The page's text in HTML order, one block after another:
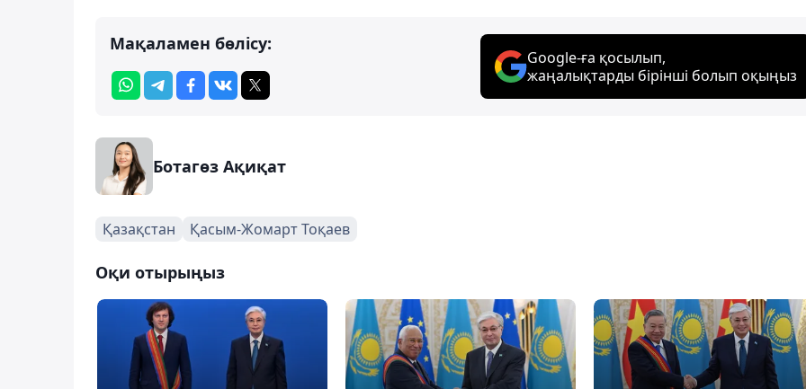
Мақаламен бөлісу:
Google-ға қосылып,
жаңалықтарды бірінші болып оқыңыз
Ботагөз Ақиқат
Қазақстан Қасым-Жомарт Тоқаев
Оқи отырыңыз